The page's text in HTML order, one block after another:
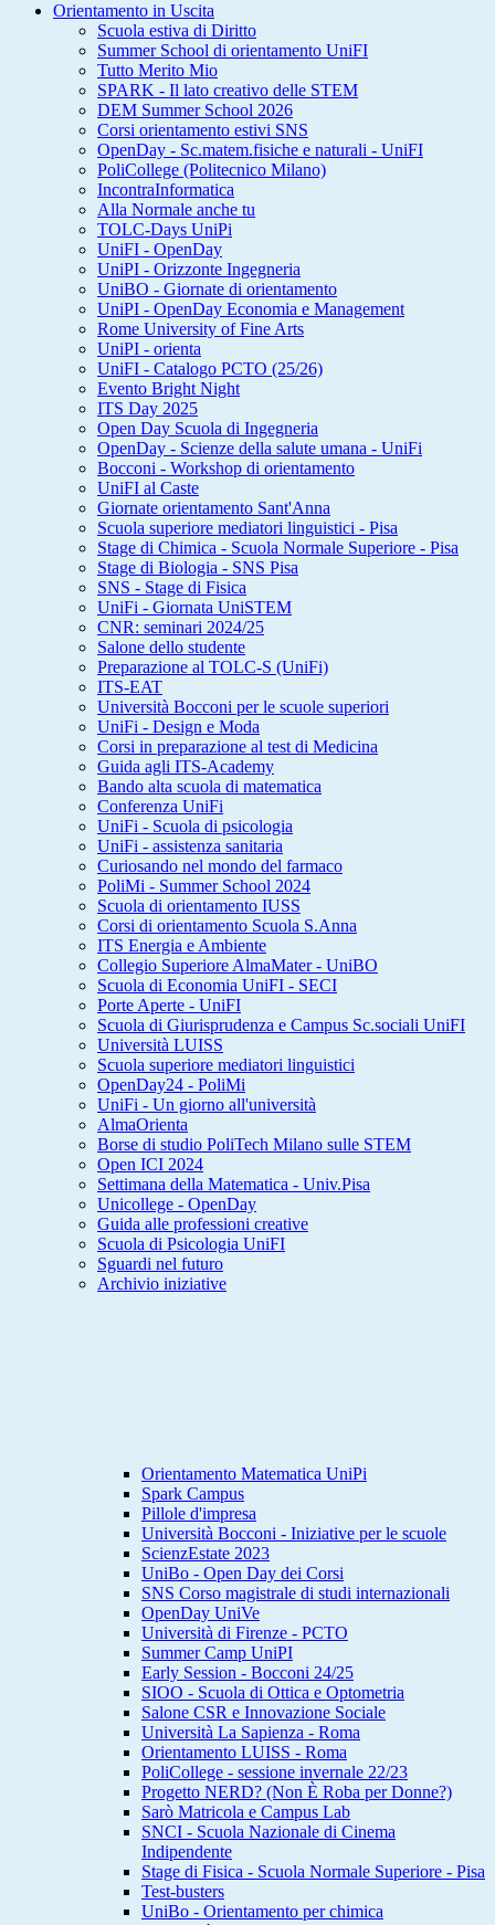
Orientamento in Uscita
Scuola estiva di Diritto
Summer School di orientamento UniFI
Tutto Merito Mio
SPARK - Il lato creativo delle STEM
DEM Summer School 2026
Corsi orientamento estivi SNS
OpenDay - Sc.matem.fisiche e naturali - UniFI
PoliCollege (Politecnico Milano)
IncontraInformatica
Alla Normale anche tu
TOLC-Days UniPi
UniFI - OpenDay
UniPI - Orizzonte Ingegneria
UniBO - Giornate di orientamento
UniPI - OpenDay Economia e Management
Rome University of Fine Arts
UniPI - orienta
UniFI - Catalogo PCTO (25/26)
Evento Bright Night
ITS Day 2025
Open Day Scuola di Ingegneria
OpenDay - Scienze della salute umana - UniFi
Bocconi - Workshop di orientamento
UniFI al Caste
Giornate orientamento Sant'Anna
Scuola superiore mediatori linguistici - Pisa
Stage di Chimica - Scuola Normale Superiore - Pisa
Stage di Biologia - SNS Pisa
SNS - Stage di Fisica
UniFi - Giornata UniSTEM
CNR: seminari 2024/25
Salone dello studente
Preparazione al TOLC-S (UniFi)
ITS-EAT
Università Bocconi per le scuole superiori
UniFi - Design e Moda
Corsi in preparazione al test di Medicina
Guida agli ITS-Academy
Bando alta scuola di matematica
Conferenza UniFi
UniFi - Scuola di psicologia
UniFi - assistenza sanitaria
Curiosando nel mondo del farmaco
PoliMi - Summer School 2024
Scuola di orientamento IUSS
Corsi di orientamento Scuola S.Anna
ITS Energia e Ambiente
Collegio Superiore AlmaMater - UniBO
Scuola di Economia UniFI - SECI
Porte Aperte - UniFI
Scuola di Giurisprudenza e Campus Sc.sociali UniFI
Università LUISS
Scuola superiore mediatori linguistici
OpenDay24 - PoliMi
UniFi - Un giorno all'università
AlmaOrienta
Borse di studio PoliTech Milano sulle STEM
Open ICI 2024
Settimana della Matematica - Univ.Pisa
Unicollege - OpenDay
Guida alle professioni creative
Scuola di Psicologia UniFI
Sguardi nel futuro
Archivio iniziative
Orientamento Matematica UniPi
Spark Campus
Pillole d'impresa
Università Bocconi - Iniziative per le scuole
ScienzEstate 2023
UniBo - Open Day dei Corsi
SNS Corso magistrale di studi internazionali
OpenDay UniVe
Università di Firenze - PCTO
Summer Camp UniPI
Early Session - Bocconi 24/25
SIOO - Scuola di Ottica e Optometria
Salone CSR e Innovazione Sociale
Università La Sapienza - Roma
Orientamento LUISS - Roma
PoliCollege - sessione invernale 22/23
Progetto NERD? (Non È Roba per Donne?)
Sarò Matricola e Campus Lab
SNCI - Scuola Nazionale di Cinema
Indipendente
Stage di Fisica - Scuola Normale Superiore - Pisa
Test-busters
UniBo - Orientamento per chimica